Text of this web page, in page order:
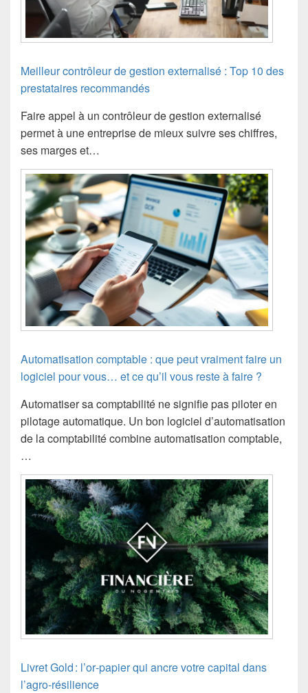
Meilleur contrôleur de gestion externalisé : Top 10 des
prestataires recommandés
Faire appel à un contrôleur de gestion externalisé
permet à une entreprise de mieux suivre ses chiffres,
ses marges et…
Automatisation comptable : que peut vraiment faire un
logiciel pour vous… et ce qu’il vous reste à faire ?
Automatiser sa comptabilité ne signifie pas piloter en
pilotage automatique. Un bon logiciel d’automatisation
de la comptabilité combine automatisation comptable,
…
Livret Gold : l’or‑papier qui ancre votre capital dans
l’agro‑résilience